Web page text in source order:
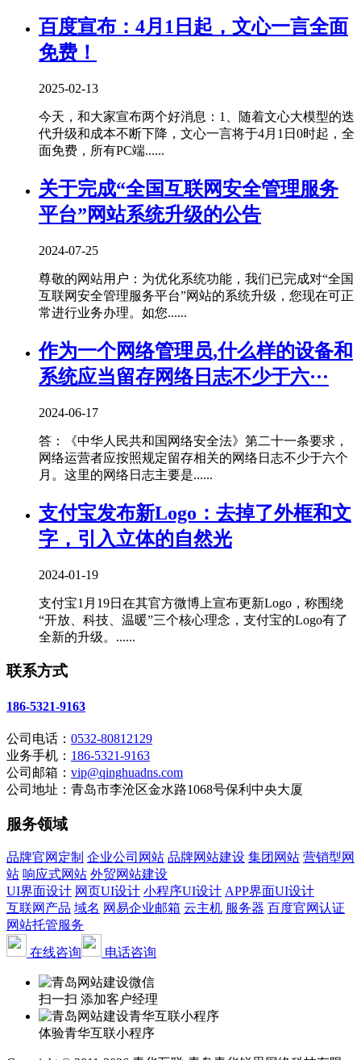
百度宣布：4月1日起，文心一言全面
免费！
2025-02-13
今天，和大家宣布两个好消息：1、随着文心大模型的迭
代升级和成本不断下降，文心一言将于4月1日0时起，全
面免费，所有PC端......
关于完成“全国互联网安全管理服务
平台”网站系统升级的公告
2024-07-25
尊敬的网站用户：为优化系统功能，我们已完成对“全国
互联网安全管理服务平台”网站的系统升级，您现在可正
常进行业务办理。如您......
作为一个网络管理员,什么样的设备和
系统应当留存网络日志不少于六···
2024-06-17
答：《中华人民共和国网络安全法》第二十一条要求，
网络运营者应按照规定留存相关的网络日志不少于六个
月。这里的网络日志主要是......
支付宝发布新Logo：去掉了外框和文
字，引入立体的自然光
2024-01-19
支付宝1月19日在其官方微博上宣布更新Logo，称围绕
“开放、科技、温暖”三个核心理念，支付宝的Logo有了
全新的升级。......
联系方式
186-5321-9163
公司电话： 0532-80812129
业务手机： 186-5321-9163
公司邮箱： vip@qinghuadns.com
公司地址：青岛市李沧区金水路1068号保利中央大厦
服务领域
品牌官网定制 企业公司网站 品牌网站建设 集团网站 营销型网
站 响应式网站 外贸网站建设
UI界面设计 网页UI设计 小程序UI设计 APP界面UI设计
互联网产品 域名 网易企业邮箱 云主机 服务器 百度官网认证
网站托管服务
在线咨询
电话咨询
扫一扫 添加客户经理
体验青华互联小程序